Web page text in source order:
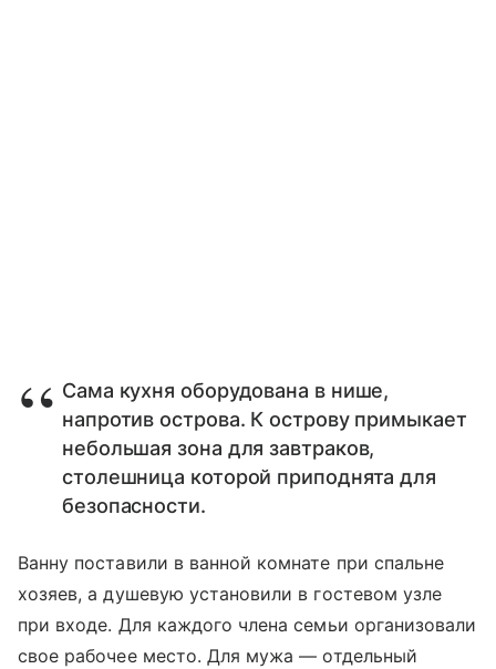
Сама кухня оборудована в нише,
напротив острова. К острову примыкает
небольшая зона для завтраков,
столешница которой приподнята для
безопасности.
Ванну поставили в ванной комнате при спальне
хозяев, а душевую установили в гостевом узле
при входе. Для каждого члена семьи организовали
свое рабочее место. Для мужа — отдельный